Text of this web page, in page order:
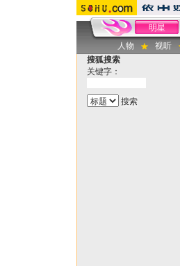
明星
人物
视听
搜狐搜索
关键字：